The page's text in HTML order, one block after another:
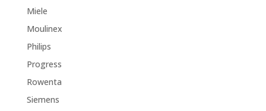
Miele
Moulinex
Philips
Progress
Rowenta
Siemens